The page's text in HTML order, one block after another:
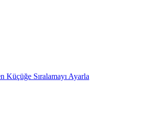
Küçüğe Sıralamayı Ayarla